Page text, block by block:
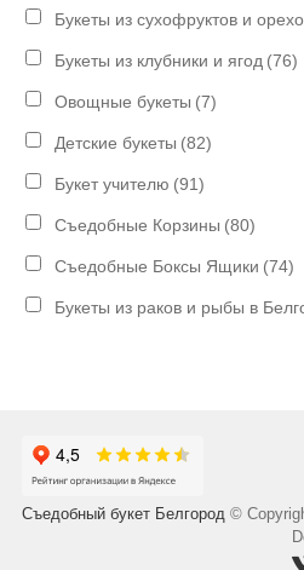
Букеты из сухофруктов и
Букеты из клубники и ягод (76)
Овощные букеты (7)
Детские букеты (82)
Букет учителю (91)
Съедобные Корзины (80)
Съедобные Боксы Ящики (74)
Букеты из раков и рыбы в
Съедобный букет Белгород ©